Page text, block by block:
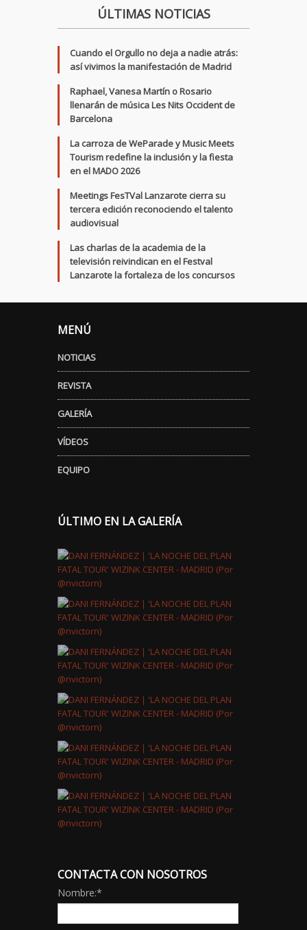
ÚLTIMAS NOTICIAS
Cuando el Orgullo no deja a nadie atrás:
así vivimos la manifestación de Madrid
Raphael, Vanesa Martín o Rosario
llenarán de música Les Nits Occident de
Barcelona
La carroza de WeParade y Music Meets
Tourism redefine la inclusión y la fiesta
en el MADO 2026
Meetings FesTVal Lanzarote cierra su
tercera edición reconociendo el talento
audiovisual
Las charlas de la academia de la
televisión reivindican en el Festval
Lanzarote la fortaleza de los concursos
MENÚ
NOTICIAS
REVISTA
GALERÍA
VÍDEOS
EQUIPO
ÚLTIMO EN LA GALERÍA
CONTACTA CON NOSOTROS
Nombre:*